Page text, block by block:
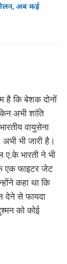
अब कई
है कि बेशक दोनों
अभी शांति
वायुसेना
भी जारी है।
ए.के भारती ने भी
एक फाइटर जेट
कहा था कि
देने से फायदा
को कोई